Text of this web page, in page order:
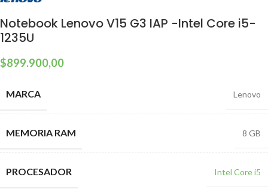
Notebook Lenovo V15 G3 IAP -Intel Core i5-
1235U
$899.900,00
MARCA Lenovo
MEMORIA RAM 8 GB
PROCESADOR Intel Core i5